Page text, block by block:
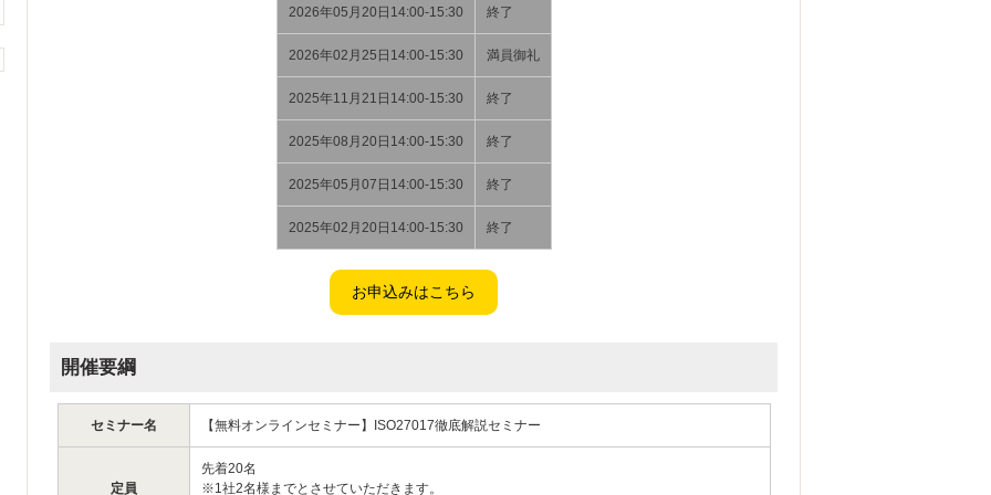
2026年05月20日14:00-15:30 終了
2026年02月25日14:00-15:30 満員御礼
2025年11月21日14:00-15:30 終了
2025年08月20日14:00-15:30 終了
2025年05月07日14:00-15:30 終了
2025年02月20日14:00-15:30 終了
開催要綱
セミナー名 【無料オンラインセミナー】ISO27017徹底解説セミナー
定員
先着20名
※1社2名様までとさせていただきます。